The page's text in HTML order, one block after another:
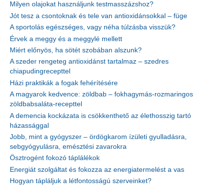
Milyen olajokat használjunk testmasszázshoz?
Jót tesz a csontoknak és tele van antioxidánsokkal – füge
A sportolás egészséges, vagy néha túlzásba visszük?
Érvek a meggy és a meggylé mellett
Miért előnyös, ha sötét szobában alszunk?
A szeder rengeteg antioxidánst tartalmaz – szedres
chiapudingrecepttel
Házi praktikák a fogak fehérítésére
A magyarok kedvence: zöldbab – fokhagymás-rozmaringos
zöldbabsaláta-recepttel
A demencia kockázata is csökkenthető az élethosszig tartó
házassággal
Jobb, mint a gyógyszer – ördögkarom ízületi gyulladásra,
sebgyógyulásra, emésztési zavarokra
Ösztrogént fokozó táplálékok
Energiát szolgáltat és fokozza az energiatermelést a vas
Hogyan tápláljuk a létfontosságú szerveinket?